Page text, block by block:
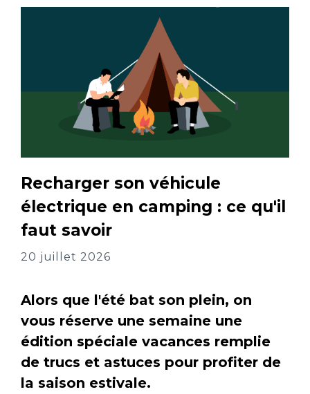
Recharger son véhicule
électrique en camping : ce qu'il
faut savoir
20 juillet 2026
Alors que l'été bat son plein, on
vous réserve une semaine une
édition spéciale vacances remplie
de trucs et astuces pour profiter de
la saison estivale.